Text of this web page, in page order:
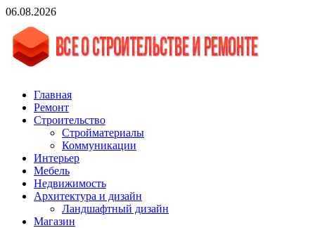
Skip
content
06.08.2026
vgasa.ru
Строительный журнал. Всё о строительстве и ремонтах
Главная
Ремонт
Строительство
Стройматериалы
Коммуникации
Интерьер
Мебель
Недвижимость
Архитектура и дизайн
Ландшафтный дизайн
Магазин